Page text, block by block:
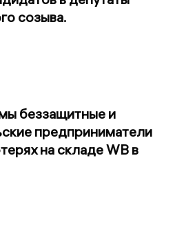
созыва.
беззащитные и
предприниматели
на складе WB в